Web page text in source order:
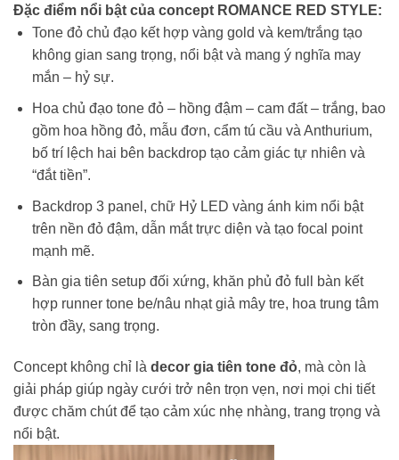
Đặc điểm nổi bật của concept ROMANCE RED STYLE:
Tone đỏ chủ đạo kết hợp vàng gold và kem/trắng tạo
không gian sang trọng, nổi bật và mang ý nghĩa may
mắn – hỷ sự.
Hoa chủ đạo tone đỏ – hồng đậm – cam đất – trắng, bao
gồm hoa hồng đỏ, mẫu đơn, cẩm tú cầu và Anthurium,
bố trí lệch hai bên backdrop tạo cảm giác tự nhiên và
“đắt tiền”.
Backdrop 3 panel, chữ Hỷ LED vàng ánh kim nổi bật
trên nền đỏ đậm, dẫn mắt trực diện và tạo focal point
mạnh mẽ.
Bàn gia tiên setup đối xứng, khăn phủ đỏ full bàn kết
hợp runner tone be/nâu nhạt giả mây tre, hoa trung tâm
tròn đầy, sang trọng.
Concept không chỉ là decor gia tiên tone đỏ, mà còn là
giải pháp giúp ngày cưới trở nên trọn vẹn, nơi mọi chi tiết
được chăm chút để tạo cảm xúc nhẹ nhàng, trang trọng và
nổi bật.